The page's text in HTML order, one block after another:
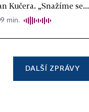
Kučera. „Snažíme se...
min.
DALŠÍ ZPRÁVY